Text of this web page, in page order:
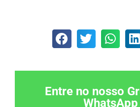
Entre no nosso
WhatsApp